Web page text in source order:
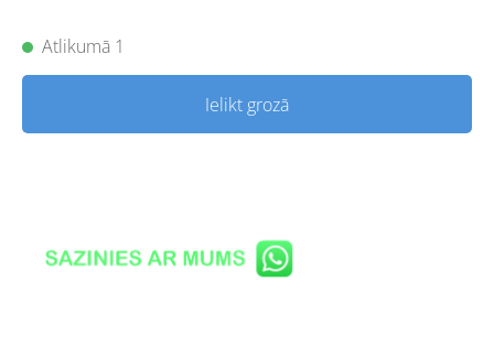
Atlikumā 1
Ielikt grozā